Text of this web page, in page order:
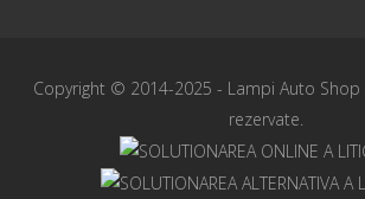
Copyright © 2014-2025 - Lampi Auto Shop
rezervate.